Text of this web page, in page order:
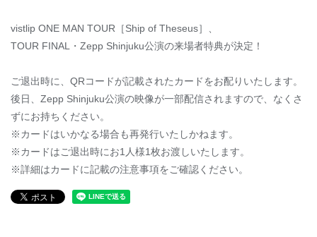
vistlip ONE MAN TOUR［Ship of Theseus］、
TOUR FINAL・Zepp Shinjuku公演の来場者特典が決定！
ご退出時に、QRコードが記載されたカードをお配りいたします。
後日、Zepp Shinjuku公演の映像が一部配信されますので、なくさ
ずにお持ちください。
※カードはいかなる場合も再発行いたしかねます。
※カードはご退出時にお1人様1枚お渡しいたします。
※詳細はカードに記載の注意事項をご確認ください。